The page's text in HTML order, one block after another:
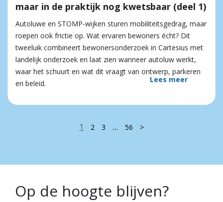
maar in de praktijk nog kwetsbaar (deel 1)
Autoluwe en STOMP-wijken sturen mobiliteitsgedrag, maar
roepen ook frictie op. Wat ervaren bewoners écht? Dit
tweeluik combineert bewonersonderzoek in Cartesius met
landelijk onderzoek en laat zien wanneer autoluw werkt,
waar het schuurt en wat dit vraagt van ontwerp, parkeren
en beleid.
Lees meer
1 2 3 … 56 >
Op de hoogte blijven?